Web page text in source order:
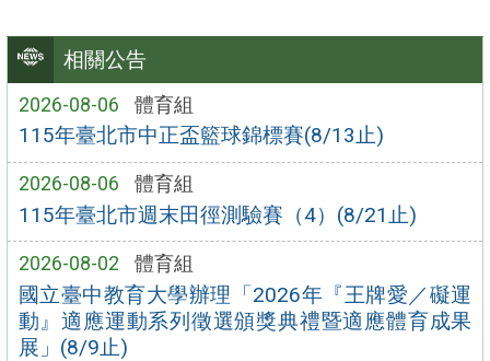
相關公告
2026-08-06 體育組
115年臺北市中正盃籃球錦標賽(8/13止)
2026-08-06 體育組
115年臺北市週末田徑測驗賽（4）(8/21止)
2026-08-02 體育組
國立臺中教育大學辦理「2026年『王牌愛／礙運
動』適應運動系列徵選頒獎典禮暨適應體育成果
展」(8/9止)